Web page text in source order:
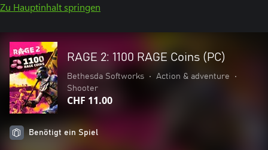
Zu Hauptinhalt springen
RAGE 2: 1100 RAGE Coins (PC)
Bethesda Softworks • Action & adventure
•
Shooter
CHF 11.00
Benötigt ein Spiel